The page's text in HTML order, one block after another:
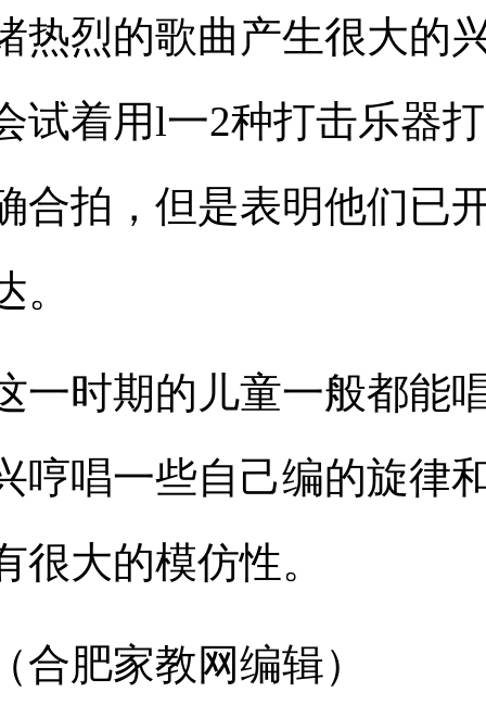
热烈的歌曲产生很大的
试着用l一2种打击乐器
合拍，但是表明他们已
。
一时期的儿童一般都能
哼唱一些自己编的旋律
很大的模仿性。
合肥家教网编辑）